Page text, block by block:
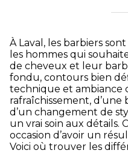
À Laval, les barbiers
les hommes qui
de cheveux et leur
fondu, contours bien
technique et ambiance
rafraîchissement,
d’un changement de
un vrai soin aux détails.
occasion d’avoir un
Voici où trouver les